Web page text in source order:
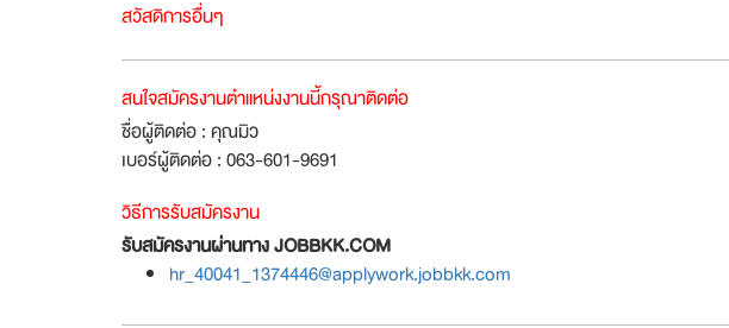
สวัสดิการอื่นๆ
สนใจสมัครงานตำแหน่งงานนี้กรุณาติดต่อ
ชื่อผู้ติดต่อ : คุณมิว
เบอร์ผู้ติดต่อ : 063-601-9691
วิธีการรับสมัครงาน
รับสมัครงานผ่านทาง JOBBKK.COM
hr_40041_1374446@applywork.jobbkk.com